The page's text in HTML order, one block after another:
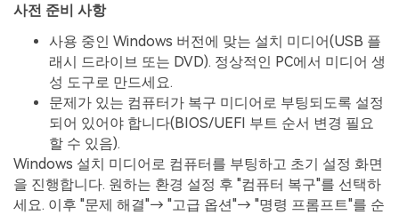
사전 준비 사항
사용 중인 Windows 버전에 맞는 설치 미디어(USB 플
래시 드라이브 또는 DVD). 정상적인 PC에서 미디어 생
성 도구로 만드세요.
문제가 있는 컴퓨터가 복구 미디어로 부팅되도록 설정
되어 있어야 합니다(BIOS/UEFI 부트 순서 변경 필요
할 수 있음).
Windows 설치 미디어로 컴퓨터를 부팅하고 초기 설정 화면
을 진행합니다. 원하는 환경 설정 후 "컴퓨터 복구"를 선택하
세요. 이후 "문제 해결"→ "고급 옵션"→ "명령 프롬프트"를 순